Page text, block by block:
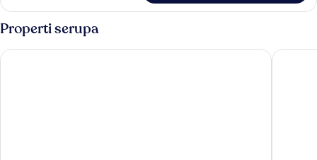
Deluxe
Room
Properti serupa
Hôtel Le Colombier Grand